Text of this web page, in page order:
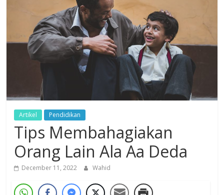
Ikhtiar
Artikel Pendidikan
Tips Membahagiakan
Orang Lain Ala Aa Deda
December 11, 2022 Wahid